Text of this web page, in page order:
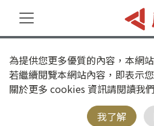
為提供您更多優質的內容，本網
若繼續閱覽本網站內容，即表示
關於更多 cookies 資訊請閱讀我
我了解